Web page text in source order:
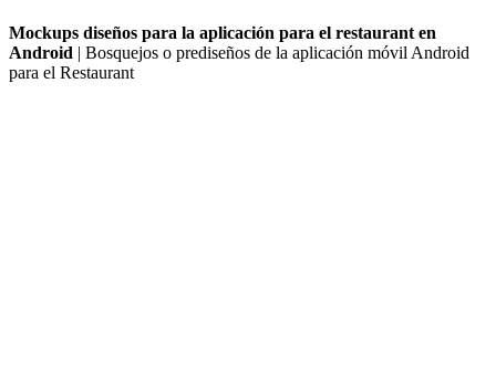
Mockups diseños para la aplicación para el restaurant en
Android | Bosquejos o prediseños de la aplicación móvil Android
para el Restaurant